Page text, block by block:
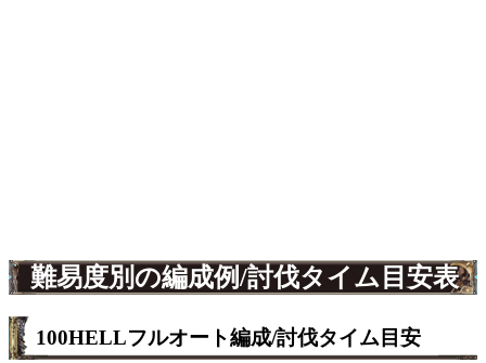
難易度別の編成例/討伐タイム目安表
100HELLフルオート編成/討伐タイム目安